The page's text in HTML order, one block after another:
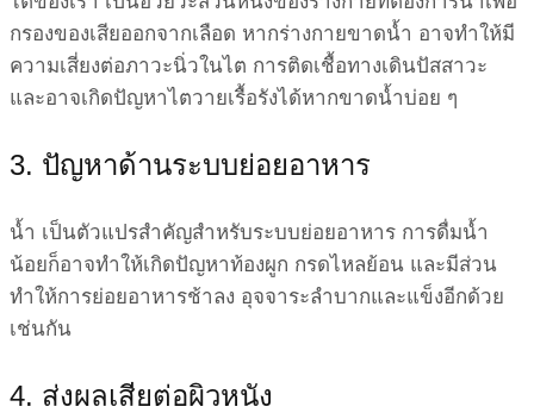
กรองของเสียออกจากเลือด หากร่างกายขาดน้ำ อาจทำให้มี
ความเสี่ยงต่อภาวะนิ่วในไต การติดเชื้อทางเดินปัสสาวะ
และอาจเกิดปัญหาไตวายเรื้อรังได้หากขาดน้ำบ่อย ๆ
3. ปัญหาด้านระบบย่อยอาหาร
น้ำ เป็นตัวแปรสำคัญสำหรับระบบย่อยอาหาร การดื่มน้ำ
น้อยก็อาจทำให้เกิดปัญหาท้องผูก กรดไหลย้อน และมีส่วน
ทำให้การย่อยอาหารช้าลง อุจจาระลำบากและแข็งอีกด้วย
เช่นกัน
4. ส่งผลเสียต่อผิวหนัง